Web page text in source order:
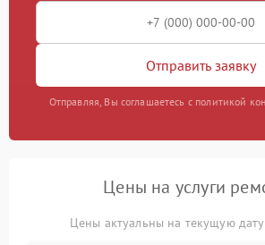
Отправить заявку
Отправляя, Вы соглашаетесь с политикой
Цены на услуги
Цены актуальны на текущую